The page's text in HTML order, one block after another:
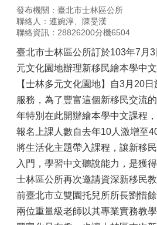
發布機關：臺北市士林區公所
聯絡人：連婉淳、陳旻漢
聯絡資訊：28826200分機6504
臺北市士林區公所訂於103年7月
元文化園地辦理新移民繪本學中
【士林多元文化園地】自3月20
服務，為了豐富這個新移民交流
年特別在此開辦繪本學中文課程
報名上課人數自去年10人激增至
將生活化主題帶入課程，讓新移
入門，學習中文聽說能力，是獲得
士林區公所再次邀請資深新移民
前臺北市立雙園托兒所所長劉惜
兩位重量級老師以其專業實務教